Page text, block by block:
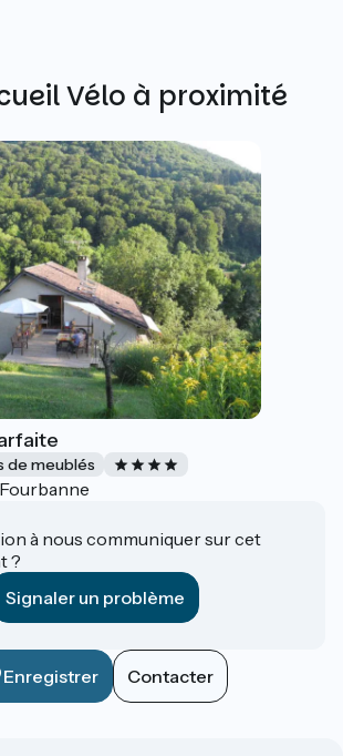
Vélo à proximité
de meublés
Fourbanne
à nous communiquer sur cet
?
Signaler un problème
Enregistrer Contacter